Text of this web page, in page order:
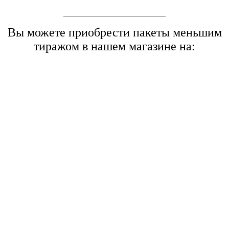
Вы можете приобрести пакеты меньшим
тиражом в нашем магазине на: